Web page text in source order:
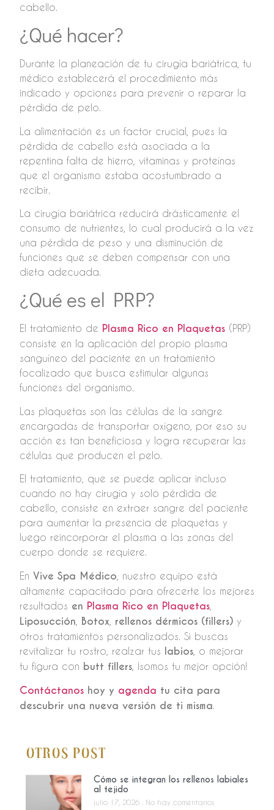
Otros Post
Cómo se integran los rellenos labiales
al tejido
julio 17, 2026 No hay comentarios
cabello.
¿Qué hacer?
Durante la planeación de tu cirugía bariátrica, tu
médico establecerá el procedimiento más
indicado y opciones para prevenir o reparar la
pérdida de pelo.
La alimentación es un factor crucial, pues la
pérdida de cabello está asociada a la
repentina falta de hierro, vitaminas y proteínas
que el organismo estaba acostumbrado a
recibir.
La cirugía bariátrica reducirá drásticamente el
consumo de nutrientes, lo cual producirá a la vez
una pérdida de peso y una disminución de
funciones que se deben compensar con una
dieta adecuada.
¿Qué es el PRP?
El tratamiento de Plasma Rico en Plaquetas (PRP)
consiste en la aplicación del propio plasma
sanguíneo del paciente en un tratamiento
focalizado que busca estimular algunas
funciones del organismo.
Las plaquetas son las células de la sangre
encargadas de transportar oxígeno, por eso su
acción es tan beneficiosa y logra recuperar las
células que producen el pelo.
El tratamiento, que se puede aplicar incluso
cuando no hay cirugía y solo pérdida de
cabello, consiste en extraer sangre del paciente
para aumentar la presencia de plaquetas y
luego reincorporar el plasma a las zonas del
cuerpo donde se requiere.
En Vive Spa Médico , nuestro equipo está
altamente capacitado para ofrecerte los mejores
resultados en Plasma Rico en Plaquetas
Liposucción Botox rellenos dérmicos (fillers) y
otros tratamientos personalizados. Si buscas
revitalizar tu rostro, realzar tus labios , o mejorar
tu figura con butt fillers , ¡somos tu mejor opción!
Contáctanos hoy y agenda tu cita para
descubrir una nueva versión de ti misma.